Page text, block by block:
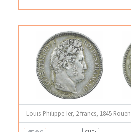
Louis-Philippe Ier, 2 francs, 1845 Rouen